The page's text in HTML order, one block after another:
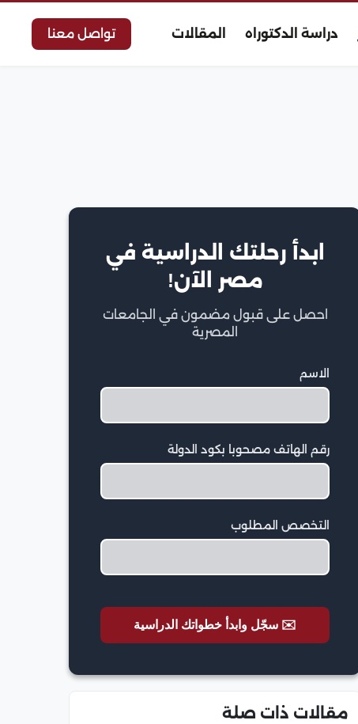
دراسة الدكتوراه المقالات تواصل معنا
ابدأ رحلتك الدراسية في
مصر الآن!
احصل على قبول مضمون في الجامعات
المصرية
الاسم
رقم الهاتف مصحوبا بكود الدولة
التخصص المطلوب
✉️ سجّل وابدأ خطواتك الدراسية
مقالات ذات صلة